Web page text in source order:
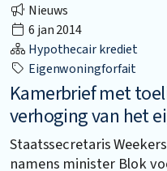
Nieuws
6 jan 2014
Hypothecair krediet
Eigenwoningforfait
Kamerbrief met
verhoging van het
Staatssecretaris
namens minister Blok